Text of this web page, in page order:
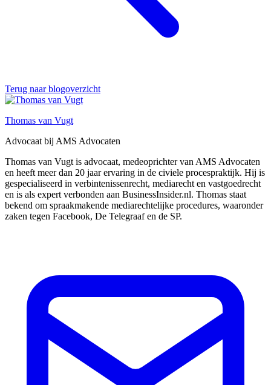
Terug naar blogoverzicht
Thomas van Vugt
Advocaat bij AMS Advocaten
Thomas van Vugt is advocaat, medeoprichter van AMS Advocaten
en heeft meer dan 20 jaar ervaring in de civiele procespraktijk. Hij is
gespecialiseerd in verbintenissenrecht, mediarecht en vastgoedrecht
en is als expert verbonden aan BusinessInsider.nl. Thomas staat
bekend om spraakmakende mediarechtelijke procedures, waaronder
zaken tegen Facebook, De Telegraaf en de SP.